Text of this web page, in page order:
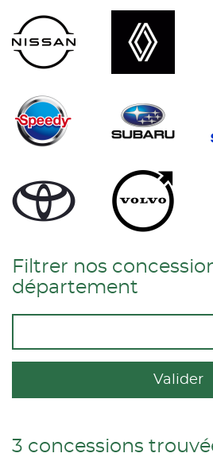
Filtrer nos
département
Valider
3 concessions